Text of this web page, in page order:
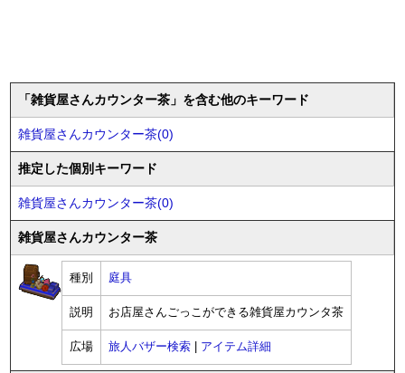
「雑貨屋さんカウンター茶」を含む他のキーワード
雑貨屋さんカウンター茶(0)
推定した個別キーワード
雑貨屋さんカウンター茶(0)
雑貨屋さんカウンター茶
種別 庭具
説明 お店屋さんごっこができる雑貨屋カウンタ茶
広場 旅人バザー検索 アイテム詳細